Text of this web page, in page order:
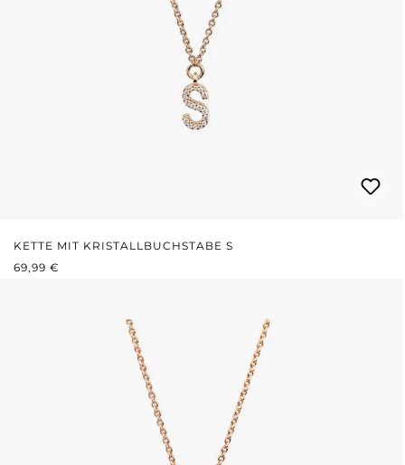
KETTE MIT KRISTALLBUCHSTABE S
REGULÄRER PREIS:
69,99 €